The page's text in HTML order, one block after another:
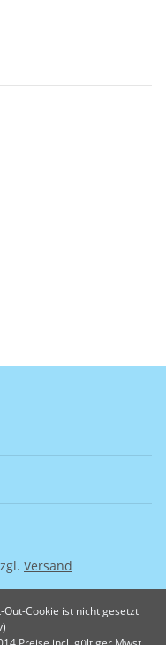
Versand
Out-Cookie ist nicht gesetzt